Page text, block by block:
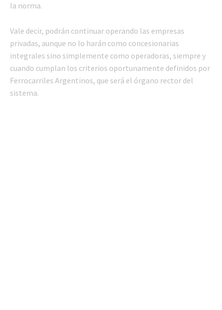
la norma.
Vale decir, podrán continuar operando las empresas
privadas, aunque no lo harán como concesionarias
integrales sino simplemente como operadoras, siempre y
cuando cumplan los criterios oportunamente definidos por
Ferrocarriles Argentinos, que será el órgano rector del
sistema.